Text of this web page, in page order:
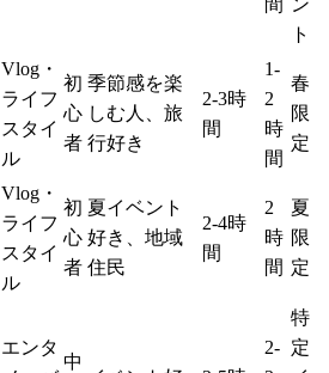
ト
Vlog・
ライフ
スタイ
ル
初
心
者
季節感を楽
しむ人、旅
行好き
2-3時
間
1-
2
時
間
春
限
定
Vlog・
ライフ
スタイ
ル
初
心
者
夏イベント
好き、地域
住民
2-4時
間
2
時
間
夏
限
定
エンタ
中
2-
特
定